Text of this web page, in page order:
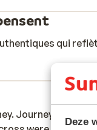
Deze
qui
Journey ran
Journey ran